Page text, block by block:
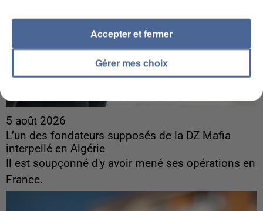
5 août 2026
L’un des fondateurs supposés de la DZ Mafia
interpellé en Algérie
Il est soupçonné d'y avoir mené ses opérations en
France.
Gérer mes choix
Accepter et fermer